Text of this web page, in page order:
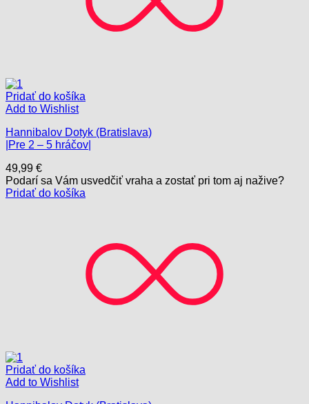
Pridať do košíka
Add to Wishlist
Hannibalov Dotyk (Bratislava)
|Pre 2 – 5 hráčov|
49,99 €
Podarí sa Vám usvedčiť vraha a zostať pri tom aj nažive?
Pridať do košíka
Pridať do košíka
Add to Wishlist